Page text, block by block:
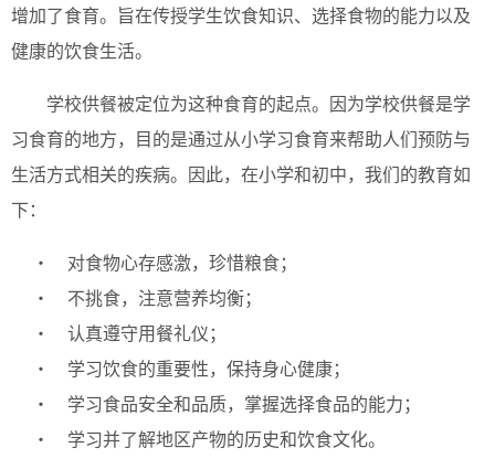
增加了食育。旨在传授学生饮食知识、选择食物的能力以及
健康的饮食生活。
学校供餐被定位为这种食育的起点。因为学校供餐是学
习食育的地方，目的是通过从小学习食育来帮助人们预防与
生活方式相关的疾病。因此，在小学和初中，我们的教育如
下：
・ 对食物心存感激，珍惜粮食；
・ 不挑食，注意营养均衡；
・ 认真遵守用餐礼仪；
・ 学习饮食的重要性，保持身心健康；
・ 学习食品安全和品质，掌握选择食品的能力；
・ 学习并了解地区产物的历史和饮食文化。